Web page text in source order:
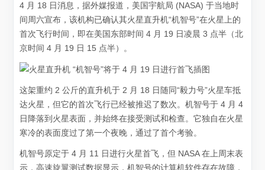
4 月 18 日消息，据外媒报道，美国宇航局 (NASA) 于当地时
间周六宣布，该机构已确认其火星直升机“机智号”在火星上的
首次飞行时间，即在美国东部时间 4 月 19 日凌晨 3 点半（北
京时间 4 月 19 日 15 点半）。
这架重约 2 公斤的直升机于 2 月 18 日随同“毅力号”火星车抵
达火星，但它的首次飞行已经被推迟了数次。机智号于 4 月 4
日降落到火星表面，并始终在接受测试和检查。它独自在火星
寒冷的表面度过了第一个夜晚，通过了首个考验。
机智号原定于 4 月 11 日进行火星首飞，但 NASA 在上周末表
示，高速旋翼测试数据显示，机智号的计算机软件存在故障，